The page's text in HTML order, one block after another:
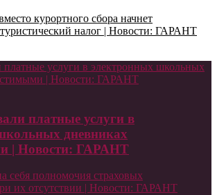
курортного сбора начнет
туристический налог | Новости: ГАРАНТ
платные услуги в электронных школьных
| Новости: ГАРАНТ
платные услуги в
дневниках
| Новости: ГАРАНТ
полномочия страховых
их отсутствии | Новости: ГАРАНТ